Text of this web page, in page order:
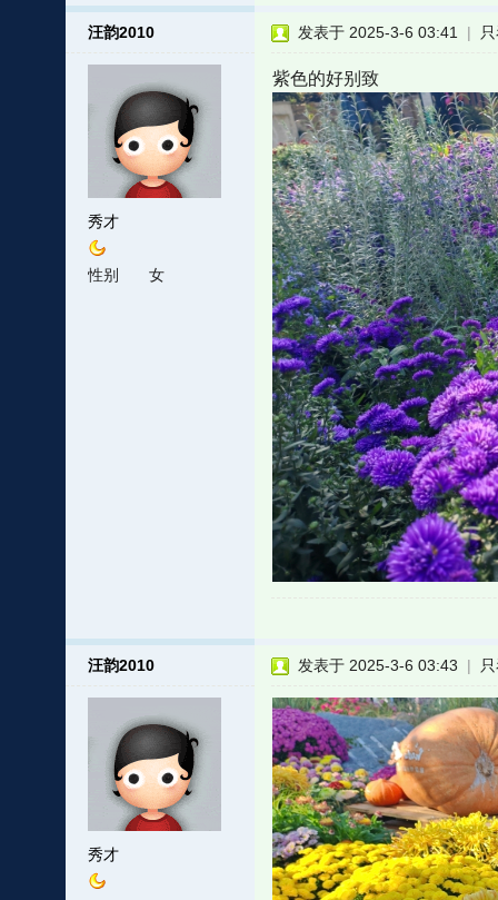
汪韵2010
秀才
性别 女
发表于 2025-3-6 03:41 |
紫色的好别致
汪韵2010
秀才
发表于 2025-3-6 03:43 |